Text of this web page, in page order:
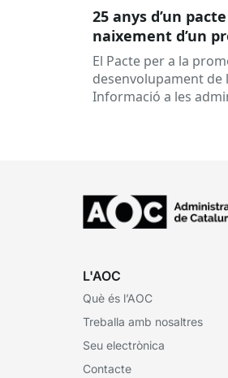
25 anys d’un
naixement d’un
El Pacte per a la
desenvolupament de
Informació a les
L'AOC
Què és l’AOC
Treballa amb nosaltres
Seu electrònica
Contacte